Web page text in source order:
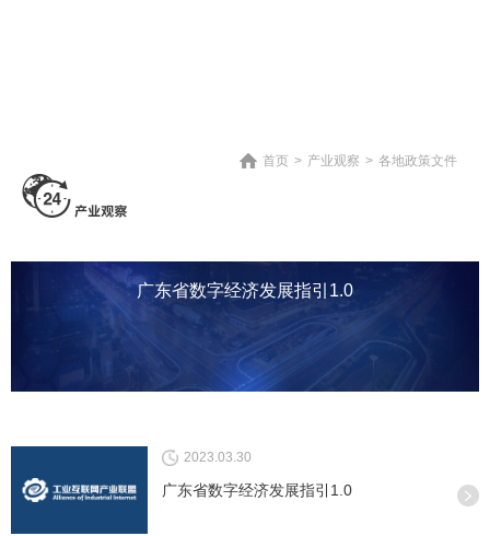
首页 > 产业观察 > 各地政策文件
广东省数字经济发展指引1.0
2023.03.30
广东省数字经济发展指引1.0